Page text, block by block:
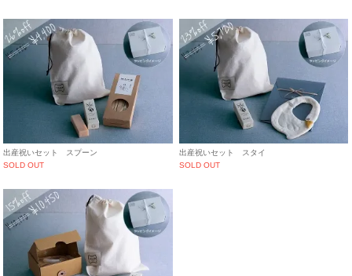
出産祝いセット スプーン
SOLD OUT
出産祝いセット スタイ
SOLD OUT